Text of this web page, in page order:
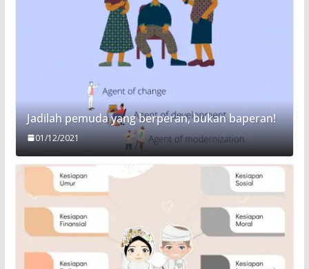
Jadilah pemuda yang berperan, bukan baperan!
01/12/2021